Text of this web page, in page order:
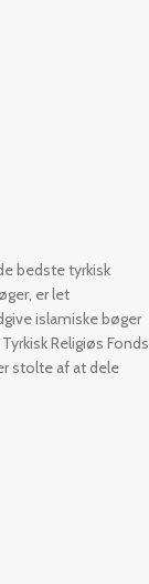
bedste tyrkisk
er let
islamiske bøger
Religiøs Fonds
stolte af at dele